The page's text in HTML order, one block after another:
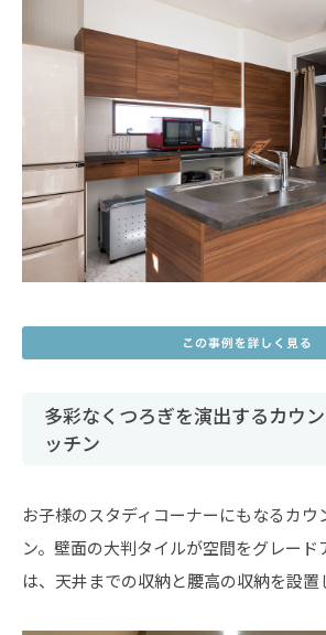
多彩なくつろぎを演出するカウ
ッチン
お子様のスタディコーナーにもなるカウ
ン。壁面の大判タイルが空間をグレード
は、天井までの収納と腰高の収納を設置